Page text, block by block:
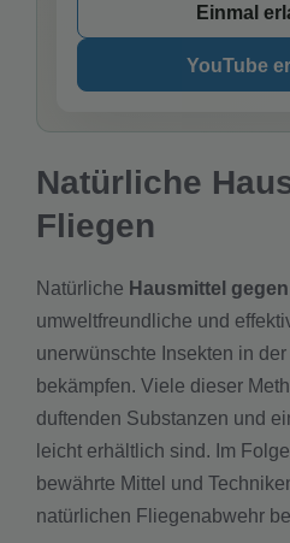
Einmal
YouTube
Natürliche
Fliegen
Natürliche Hausmittel
umweltfreundliche und
unerwünschte Insekten in
bekämpfen. Viele dieser
duftenden Substanzen und
leicht erhältlich sind. Im
bewährte Mittel und
natürlichen Fliegenabwehr